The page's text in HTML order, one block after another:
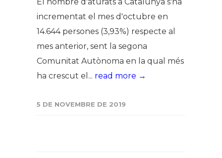
incrementat el mes d'octubre en
14.644 persones (3,93%) respecte al
mes anterior, sent la segona
Comunitat Autònoma en la qual més
ha crescut el... read more →
5 DE NOVEMBRE DE 2019